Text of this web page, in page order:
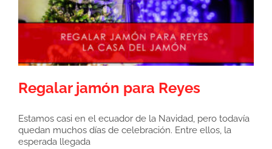
Regalar jamón para Reyes
Estamos casi en el ecuador de la Navidad, pero todavía
quedan muchos días de celebración. Entre ellos, la
esperada llegada